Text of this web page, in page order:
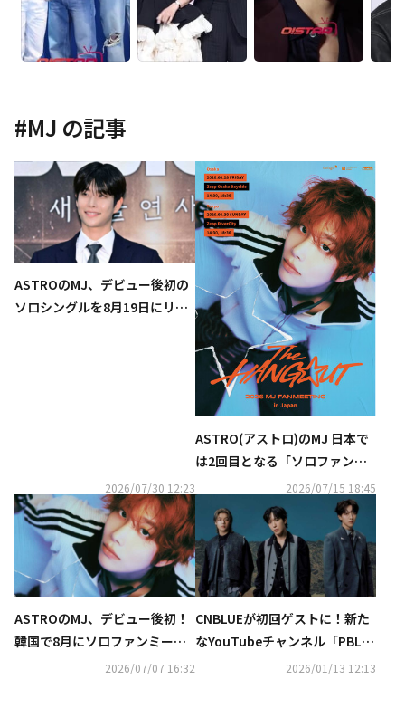
#MJ の記事
ASTROのMJ、デビュー後初の
ソロシングルを8月19日にリリ
2026/07/30 12:23
ASTRO(アストロ)のMJ 日本で
は2回目となる「ソロファンミ
ーティング」を８月末に大阪・
東京で開催！
2026/07/15 18:45
ASTROのMJ、デビュー後初！
韓国で8月にソロファンミーテ
ィングを開催決定2026/07/07 16:32
CNBLUEが初回ゲストに！新た
なYouTubeチャンネル「PBLiv
e」始動…K-POPのライブパフ
2026/01/13 12:13